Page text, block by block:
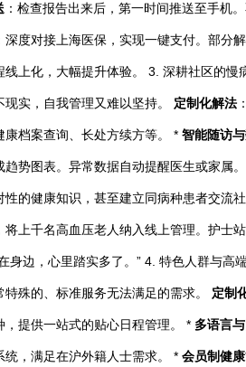
：检查报告出来后，第一时间推送至手机
深度对接上海医保，实现一键支付。部分
线上化，大幅提升体验。 3. 深耕社区的
实，自我管理又难以坚持。 定制化解法
康档案查询、长处方续方等。 *智能随访
趋势图表。异常数据自动提醒医生或家属
性的健康知识，甚至建立同病种患者交流
将上千名高血压老人纳入线上管理。护士
身边，心里踏实多了。” 4. 特色人群与
特殊的、标准服务无法满足的需求。 定制
，提供一站式的贴心日程管理。 * 多语言
统，满足在沪外籍人士需求。 *会员制健